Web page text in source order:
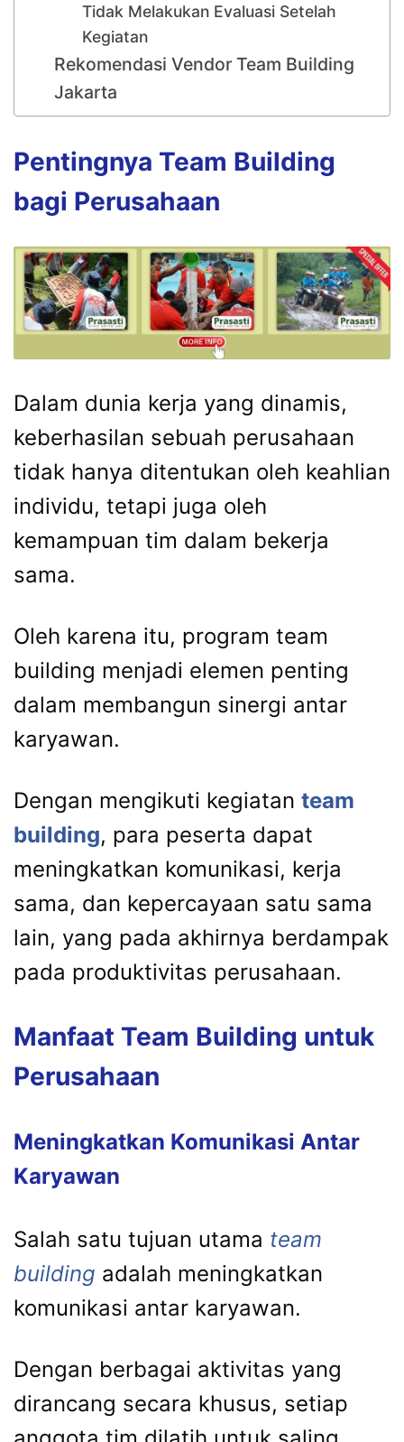
Tidak Melakukan Evaluasi Setelah
Kegiatan
Rekomendasi Vendor Team Building
Jakarta
Pentingnya Team Building
bagi Perusahaan
Dalam dunia kerja yang dinamis,
keberhasilan sebuah perusahaan
tidak hanya ditentukan oleh keahlian
individu, tetapi juga oleh
kemampuan tim dalam bekerja
sama.
Oleh karena itu, program team
building menjadi elemen penting
dalam membangun sinergi antar
karyawan.
Dengan mengikuti kegiatan team
building, para peserta dapat
meningkatkan komunikasi, kerja
sama, dan kepercayaan satu sama
lain, yang pada akhirnya berdampak
pada produktivitas perusahaan.
Manfaat Team Building untuk
Perusahaan
Meningkatkan Komunikasi Antar
Karyawan
Salah satu tujuan utama team
building adalah meningkatkan
komunikasi antar karyawan.
Dengan berbagai aktivitas yang
dirancang secara khusus, setiap